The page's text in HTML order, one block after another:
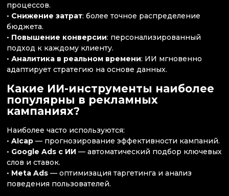
процессов.
• Снижение затрат: более точное распределение
бюджета.
• Повышение конверсии: персонализированный
подход к каждому клиенту.
• Аналитика в реальном времени: ИИ мгновенно
адаптирует стратегию на основе данных.
Какие ИИ-инструменты наиболее
популярны в рекламных
кампаниях?
Наиболее часто используются:
• AIcap — прогнозирование эффективности кампаний.
• Google Ads с ИИ — автоматический подбор ключевых
слов и ставок.
• Meta Ads — оптимизация таргетинга и анализ
поведения пользователей.